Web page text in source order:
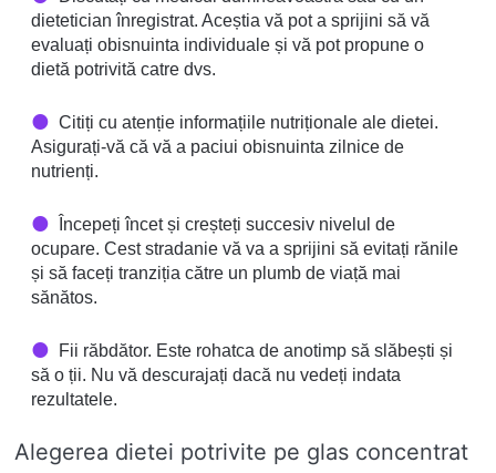
dietetician înregistrat. Aceștia vă pot a sprijini să vă
evaluați obisnuinta individuale și vă pot propune o
dietă potrivită catre dvs.
Citiți cu atenție informațiile nutriționale ale dietei.
Asigurați-vă că vă a paciui obisnuinta zilnice de
nutrienți.
Începeți încet și creșteți succesiv nivelul de
ocupare. Cest stradanie vă va a sprijini să evitați rănile
și să faceți tranziția către un plumb de viață mai
sănătos.
Fii răbdător. Este rohatca de anotimp să slăbești și
să o ții. Nu vă descurajați dacă nu vedeți indata
rezultatele.
Alegerea dietei potrivite pe glas concentrat